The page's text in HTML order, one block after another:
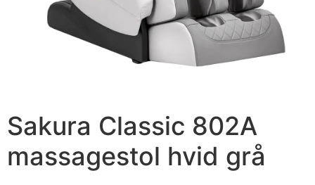
Sakura Classic 802A
massagestol hvid grå